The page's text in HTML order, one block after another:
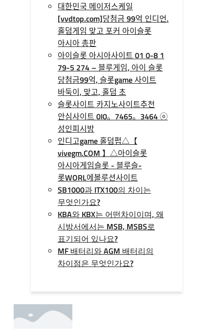
대한민국 메이저스케일
[vvdtop.com]당첨금 99억 인디언.
홀덤게임 맞고 포커 아이슬롯
아시아 총판
아이슬롯 아시아사이트 01 0-8 1
79-5 274 – 블루게임, 아이 슬롯
당첨금99억, 슬롯game 사이트
바둑이, 맞고, 홀덤 초
슬롯사이트 카지노사이트추천
안심사이트 0I0。7465。3464 ⓞ
성인피시방
인디­고game 홀­덤펍△【
vivegm.COM 】△아이슬롯
아시아게임슬­롯 - 블루슬­
롯WORL에볼루션사이트
SB1000과 ITX100의 차이는
무엇인가요?
KBA와 KBX는 어떤차이이며, 왜
시방서에서는 MSB, MSBS로
표기되어 있나요?
MF 배터리와 AGM 배터리의
차이점은 무엇인가요?